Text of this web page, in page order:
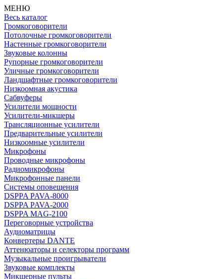
МЕНЮ
Весь каталог
Громкоговорители
Потолочные громкоговорители
Настенные громкоговорители
Звуковые колонны
Рупорные громкоговорители
Уличные громкоговорители
Ландшафтные громкоговорители
Низкоомная акустика
Сабвуферы
Усилители мощности
Усилители-микшеры
Трансляционные усилители
Предварительные усилители
Низкоомные усилители
Микрофоны
Проводные микрофоны
Радиомикрофоны
Микрофонные панели
Системы оповещения
DSPPA PAVA-8000
DSPPA PAVA-2000
DSPPA MAG-2100
Переговорные устройства
Аудиоматрицы
Конвертеры DANTE
Аттенюаторы и селекторы программ
Музыкальные проигрыватели
Звуковые комплекты
Микшерные пульты